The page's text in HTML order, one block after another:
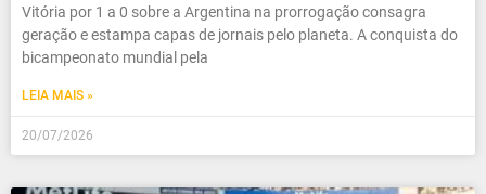
Vitória por 1 a 0 sobre a Argentina na prorrogação consagra
geração e estampa capas de jornais pelo planeta. A conquista do
bicampeonato mundial pela
LEIA MAIS »
20/07/2026